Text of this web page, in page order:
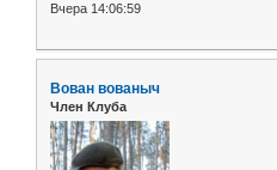
Вчера 14:06:59
Вован вованыч
Член Клуба